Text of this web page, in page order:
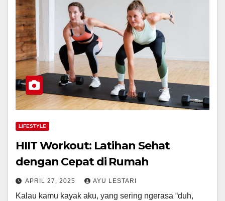
LIFESTYLE
HIIT Workout: Latihan Sehat
dengan Cepat di Rumah
APRIL 27, 2025 AYU LESTARI
Kalau kamu kayak aku, yang sering ngerasa “duh,